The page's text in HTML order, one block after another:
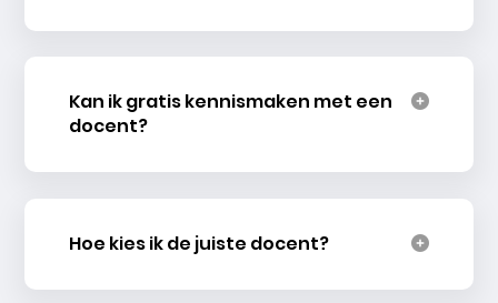
Kan ik gratis kennismaken met een
docent?
Hoe kies ik de juiste docent?